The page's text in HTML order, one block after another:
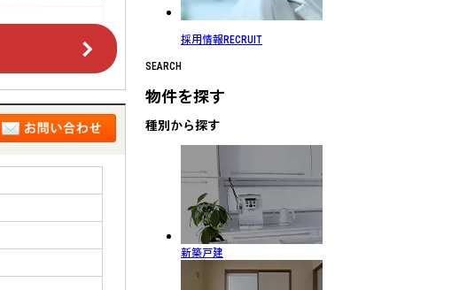
採用情報 RECRUIT
SEARCH
物件を探す
種別から探す
新築戸建